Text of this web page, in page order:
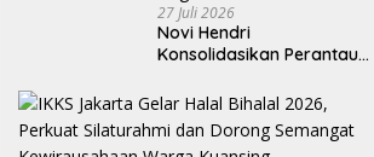
27 Juli 2026
Novi Hendri
Konsolidasikan Perantau